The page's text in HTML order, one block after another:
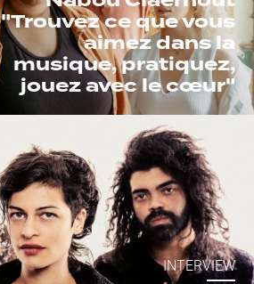
"Trouvez ce que vous
aimez dans la
musique, pratiquez,
jouez avec le cœur"
INTERVIEW